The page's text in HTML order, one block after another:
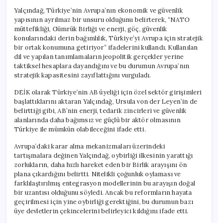
Yalçındağ, Türkiye’nin Avrupa’nın ekonomik ve güvenlik
yapısının ayrılmaz bir unsuru olduğunu belirterek, “NATO
müttefikliği, Gümrük Birliği ve enerji, göç, güvenlik
konularındaki derin bağımlılık, Türkiye’yi Avrupa için stratejik
bir ortak konumuna getiriyor” ifadelerini kullandı. Kullanılan
dil ve yapılan tanımlamaların jeopolitik gerçekler yerine
taktiksel hesaplara dayandığını ve bu durumun Avrupa’nın
stratejik kapasitesini zayıflattığını vurguladı.
DEİK olarak Türkiye’nin AB üyeliği için özel sektör girişimleri
başlattıklarını aktaran Yalçındağ, Ursula von der Leyen’in de
belirttiği gibi, AB’nin enerji, tedarik zincirleri ve güvenlik
alanlarında daha bağımsız ve güçlü bir aktör olmasının
Türkiye ile mümkün olabileceğini ifade etti.
Avrupa’daki karar alma mekanizmaları üzerindeki
tartışmalara değinen Yalçındağ, oybirliği ilkesinin yarattığı
zorlukların, daha hızlı hareket eden bir Birlik arayışını ön
plana çıkardığını belirtti. Nitelikli çoğunluk oylaması ve
farklılaştırılmış entegrasyon modellerinin bu arayışın doğal
bir uzantısı olduğunu söyledi. Ancak bu reformların hayata
geçirilmesi için yine oybirliği gerektiğini, bu durumun bazı
üye devletlerin çekincelerini belirleyici kıldığını ifade etti.